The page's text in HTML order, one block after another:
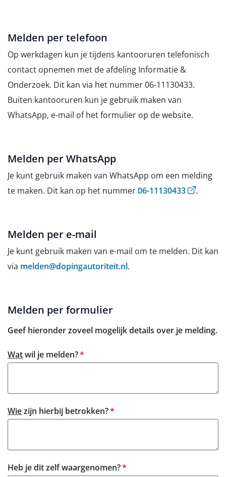
Melden per telefoon
Op werkdagen kun je tijdens kantooruren telefonisch
contact opnemen met de afdeling Informatie &
Onderzoek. Dit kan via het nummer 06-11130433.
Buiten kantooruren kun je gebruik maken van
WhatsApp, e-mail of het formulier op de website.
Melden per WhatsApp
Je kunt gebruik maken van WhatsApp om een melding
te maken. Dit kan op het nummer06-11130433(opent
.
Melden per e-mail
Je kunt gebruik maken van e-mail om te melden. Dit kan
via melden@dopingautoriteit.nl.
Melden per formulier
Geef hieronder zoveel mogelijk details over je melding.
Watwil je melden?verplicht
Wiezijn hierbij betrokken?verplicht
Heb je dit zelf waargenomen?verplicht